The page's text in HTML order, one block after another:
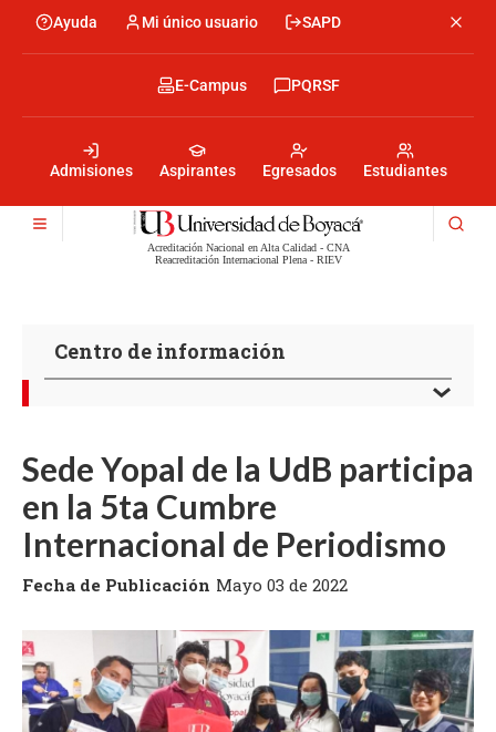
contenido
Menu
encabezado
Ayuda Mi único usuario SAPD
encabezado
Admisiones Aspirantes Egresados Estudiantes
Menu
encabezado
-
Derecha
E-Campus PQRSF
Menú
Acreditación Nacional en Alta Calidad - CNA
Reacreditación Internacional Plena - RIEV
Centro de información
Sede Yopal de la UdB participa
en la 5ta Cumbre
Internacional de Periodismo
Fecha de Publicación Mayo 03 de 2022